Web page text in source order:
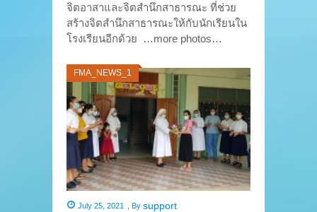
จิตอาสาและจิตสำนึกสาธารณะ ที่ช่วย
สร้างจิตสำนึกสาธารณะให้กับนักเรียนใน
โรงเรียนอีกด้วย …more photos…
FMA_NEWS_1
July 25, 2021 By support